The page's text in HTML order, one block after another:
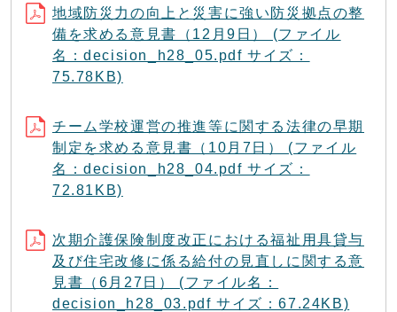
地域防災力の向上と災害に強い防災拠点の整
備を求める意見書（12月9日） (ファイル
名：decision_h28_05.pdf サイズ：
75.78KB)
チーム学校運営の推進等に関する法律の早期
制定を求める意見書（10月7日） (ファイル
名：decision_h28_04.pdf サイズ：
72.81KB)
次期介護保険制度改正における福祉用具貸与
及び住宅改修に係る給付の見直しに関する意
見書（6月27日） (ファイル名：
decision_h28_03.pdf サイズ：67.24KB)